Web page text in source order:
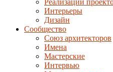
Реализации
Интерьеры
Дизайн
Сообщество
Союз архитекторов
Имена
Мастерские
Интервью